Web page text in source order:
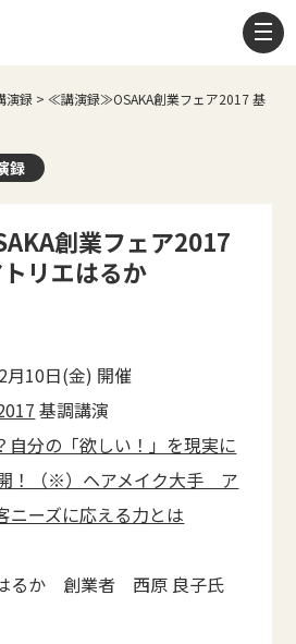
演録 > ≪講演録≫OSAKA創業フェア2017 基
録
創業フェア2017
リエはるか
月10日(金) 開催
基調講演
自分の「欲しい！」を現実に
！（※）ヘアメイク大手 ア
ニーズに応える力とは
るか 創業者 西原 良子氏